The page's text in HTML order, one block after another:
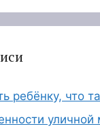
ребёнку, что
уличной